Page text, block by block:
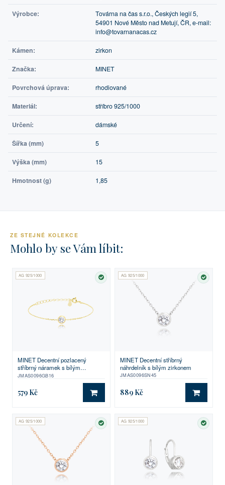
Výrobce:
Továrna na čas s.r.o., Českých legií 5,
54901 Nové Město nad Metují, ČR, e-mail:
info@tovarnanacas.cz
Kámen: zirkon
Značka: MINET
Povrchová úprava: rhodiované
Materiál: stříbro 925/1000
Určení: dámské
Šířka (mm) 5
Výška (mm) 15
Hmotnost (g) 1,85
ZE STEJNÉ KOLEKCE
Mohlo by se Vám líbit:
AG 925/1000
SKLADEM
MINET Decentní pozlacený
stříbrný náramek s bílým
zirkonem
JMAS0096GB16
579 Kč DO KOŠÍKU
AG 925/1000
MINET Decentní stříbrný
náhrdelník s bílým zirkonem
JMAS0096SN45
889 Kč DO
AG 925/1000
SKLADEM
AG 925/1000